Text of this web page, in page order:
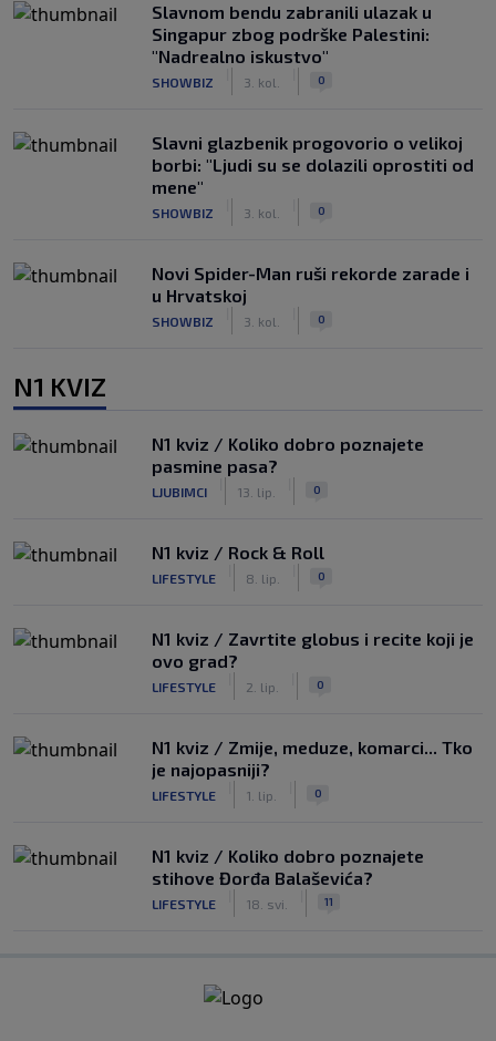
Slavnom bendu zabranili ulazak u
Singapur zbog podrške Palestini:
"Nadrealno iskustvo"
SHOWBIZ 3. kol. 0
Slavni glazbenik progovorio o velikoj
borbi: "Ljudi su se dolazili oprostiti od
mene"
SHOWBIZ 3. kol. 0
Novi Spider-Man ruši rekorde zarade i
u Hrvatskoj
SHOWBIZ 3. kol. 0
N1 KVIZ
N1 kviz / Koliko dobro poznajete
pasmine pasa?
LJUBIMCI 13. lip. 0
N1 kviz / Rock & Roll
LIFESTYLE 8. lip. 0
N1 kviz / Zavrtite globus i recite koji je
ovo grad?
LIFESTYLE 2. lip. 0
N1 kviz / Zmije, meduze, komarci... Tko
je najopasniji?
LIFESTYLE 1. lip. 0
N1 kviz / Koliko dobro poznajete
stihove Đorđa Balaševića?
LIFESTYLE 18. svi. 11